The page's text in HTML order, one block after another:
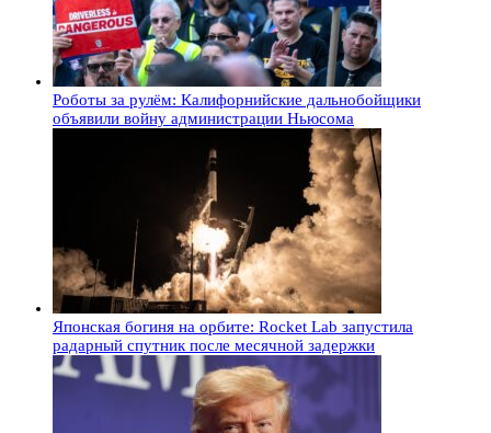
Роботы за рулём: Калифорнийские дальнобойщики
объявили войну администрации Ньюсома
Японская богиня на орбите: Rocket Lab запустила
радарный спутник после месячной задержки